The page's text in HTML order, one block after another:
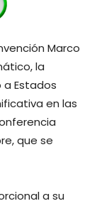
Marco
la
a Estados
en las
que se
a su